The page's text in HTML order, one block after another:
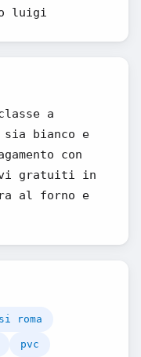
luigi
a
sia bianco e
con
gratuiti in
al forno e
roma
pvc